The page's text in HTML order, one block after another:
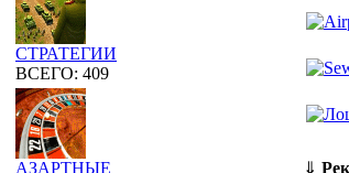
СТРАТЕГИИ
ВСЕГО: 409
АЗАРТНЫЕ
⇓